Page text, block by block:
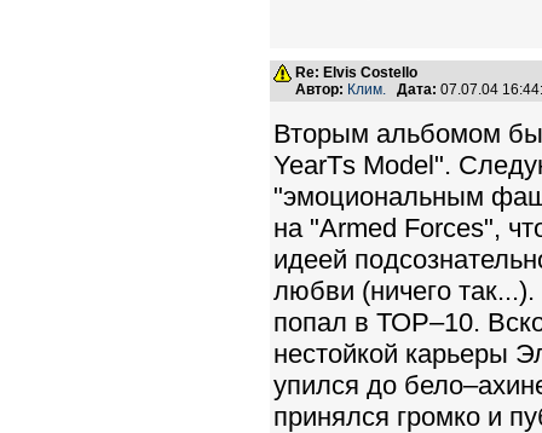
Re: Elvis Costello
Автор: Клим. Дата: 07.07.04
Вторым альбомом
YearТs Model".
"эмоциональным
на "Armed Forces",
идеей
любви (ничего
попал в ТОР–10.
нестойкой карьеры
упился до
принялся громко и